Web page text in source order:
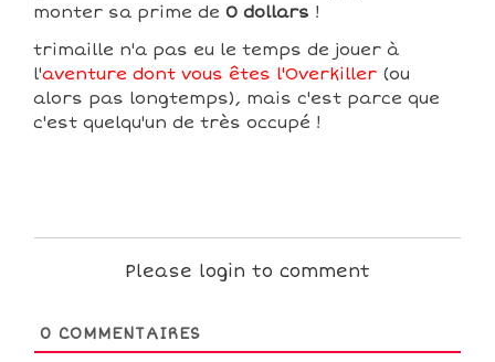
monter sa prime de 0 dollars !
trimaille n'a pas eu le temps de jouer à
l'aventure dont vous êtes l'Overkiller (ou
alors pas longtemps), mais c'est parce que
c'est quelqu'un de très occupé !
Please login to comment
0 COMMENTAIRES